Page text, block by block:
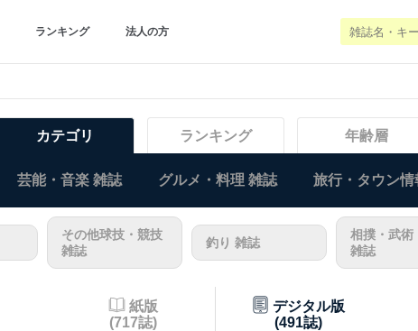
ランキング 法人の方
カテゴリ ランキング 年齢層
芸能・音楽 雑誌 グルメ・料理 雑誌 旅行・タウン情
その他球技・競技
雑誌
釣り 雑誌
相撲・武術
雑誌
紙版
(717誌)
デジタル版
(491誌)